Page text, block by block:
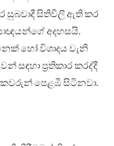
සුබවාදී සිතිවිලි ඇති කර
අදහසයි.
හෝ විශාදය වැනි
සඳහා ප්‍රතිකාර කරද්දී
පෙළඹී සිටිනවා.